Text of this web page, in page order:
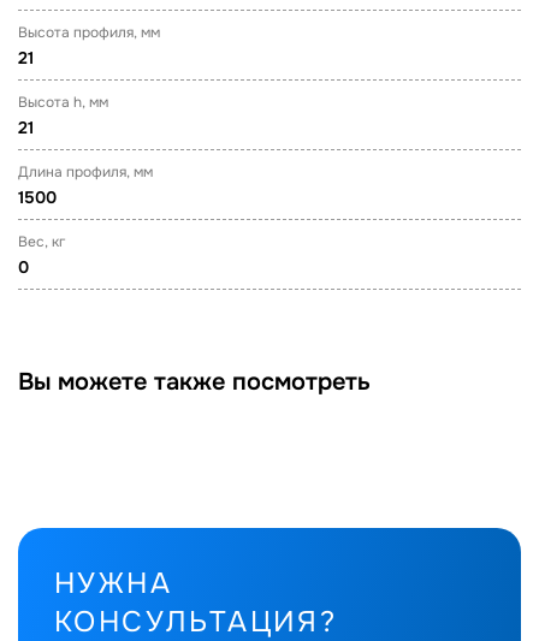
Высота профиля, мм
21
Высота h, мм
21
Длина профиля, мм
1500
Вес, кг
0
Вы можете также посмотреть
НУЖНА
КОНСУЛЬТАЦИЯ?